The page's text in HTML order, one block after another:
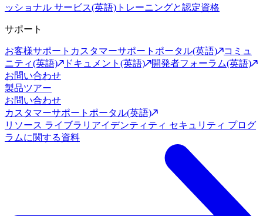
ッショナル サービス(英語) トレーニングと認定資格
サポート
お客様サポート カスタマーサポートポータル(英語)
コミュ
ニティ(英語)
ドキュメント(英語)
開発者フォーラム(英語)
お問い合わせ
製品ツアー
お問い合わせ
カスタマーサポートポータル(英語)
リソース ライブラリ アイデンティティ セキュリティ プログ
ラムに関する資料